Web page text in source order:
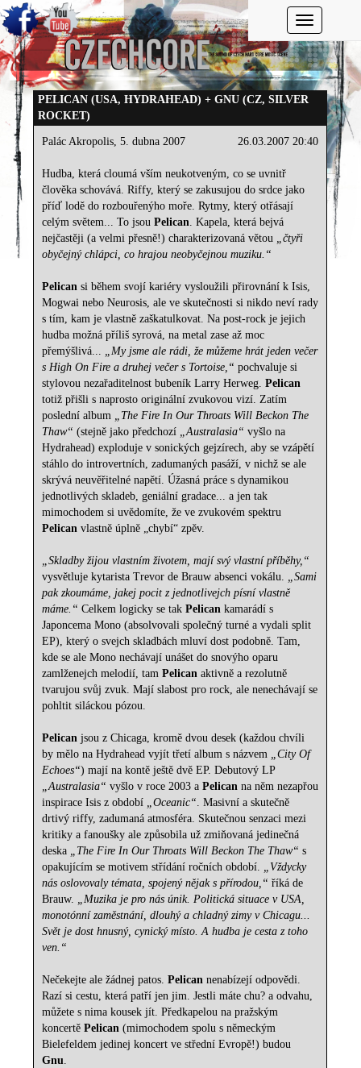
Toggle
PELICAN (USA, HYDRAHEAD) + GNU (CZ, SILVER
ROCKET)
26.03.2007 20:40
Palác Akropolis, 5. dubna 2007
Hudba, která cloumá vším neukotveným, co se uvnitř
člověka schovává. Riffy, který se zakusujou do srdce jako
příď lodě do rozbouřenýho moře. Rytmy, který otřásají
celým světem... To jsouPelican. Kapela, která bejvá
nejčastěji (a velmi přesně!) charakterizovaná větou „čtyři
obyčejný chlápci, co hrajou neobyčejnou muziku.“
Pelican si během svojí kariéry vysloužili přirovnání k Isis,
Mogwai nebo Neurosis, ale ve skutečnosti si nikdo neví rady
s tím, kam je vlastně zaškatulkovat. Na post-rock je jejich
hudba možná příliš syrová, na metal zase až moc
přemýšlivá... „My jsme ale rádi, že můžeme hrát jeden večer
s High On Fire a druhej večer s Tortoise,“ pochvaluje si
stylovou nezařaditelnost bubeník Larry Herweg.Pelican
totiž přišli s naprosto originální zvukovou vizí. Zatím
poslední album „The Fire In Our Throats Will Beckon The
Thaw“ (stejně jako předchozí „Australasia“ vyšlo na
Hydrahead) exploduje v sonických gejzírech, aby se vzápětí
stáhlo do introvertních, zadumaných pasáží, v nichž se ale
skrývá neuvěřitelné napětí. Úžasná práce s dynamikou
jednotlivých skladeb, geniální gradace... a jen tak
mimochodem si uvědomíte, že ve zvukovém spektru
Pelican vlastně úplně „chybí“ zpěv.
„Skladby žijou vlastním životem, mají svý vlastní příběhy,“
vysvětluje kytarista Trevor de Brauw absenci vokálu. „Sami
pak zkoumáme, jakej pocit z jednotlivejch písní vlastně
máme.“ Celkem logicky se takPelican kamarádí s
Japoncema Mono (absolvovali společný turné a vydali split
EP), který o svejch skladbách mluví dost podobně. Tam,
kde se ale Mono nechávají unášet do snovýho oparu
zamlženejch melodií, tamPelican aktivně a rezolutně
tvarujou svůj zvuk. Mají slabost pro rock, ale nenechávají se
pohltit siláckou pózou.
Pelican jsou z Chicaga, kromě dvou desek (každou chvíli
by mělo na Hydrahead vyjít třetí album s názvem „City Of
Echoes“) mají na kontě ještě dvě EP. Debutový LP
„Australasia“ vyšlo v roce 2003 aPelican na něm nezapřou
inspirace Isis z období „Oceanic“. Masivní a skutečně
drtivý riffy, zadumaná atmosféra. Skutečnou senzaci mezi
kritiky a fanoušky ale způsobila už zmiňovaná jedinečná
deska „The Fire In Our Throats Will Beckon The Thaw“ s
opakujícím se motivem střídání ročních období. „Vždycky
nás oslovovaly témata, spojený nějak s přírodou,“ říká de
Brauw. „Muzika je pro nás únik. Politická situace v USA,
monotónní zaměstnání, dlouhý a chladný zimy v Chicagu...
Svět je dost hnusný, cynický místo. A hudba je cesta z toho
ven.“
Nečekejte ale žádnej patos.Pelican nenabízejí odpovědi.
Razí si cestu, která patří jen jim. Jestli máte chu? a odvahu,
můžete s nima kousek jít. Předkapelou na pražským
koncertěPelican (mimochodem spolu s německým
Bielefeldem jedinej koncert ve střední Evropě!) budou
Gnu.